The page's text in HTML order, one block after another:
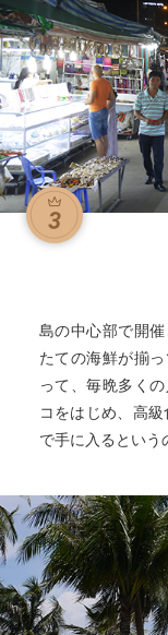
島の中心部で開
たての海鮮が揃
って、毎晩多く
コをはじめ、高
で手に入るという